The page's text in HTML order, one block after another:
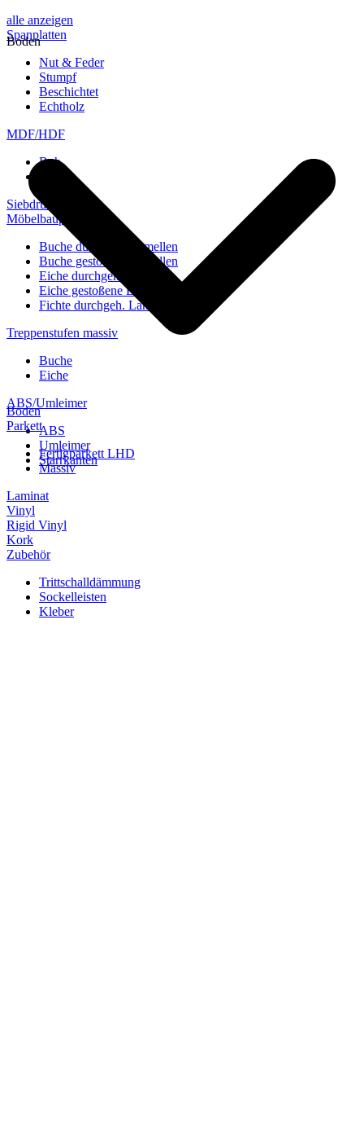
alle anzeigen
Spanplatten
Nut & Feder
Stumpf
Beschichtet
Echtholz
MDF/HDF
Roh
Siebdruckplatten
Möbelbauplatten
Buche durchgeh. Lamellen
Buche gestoßene Lamellen
Eiche durchgeh. Lamellen
Eiche gestoßene Lamellen
Fichte durchgeh. Lamellen
Treppenstufen massiv
Buche
Eiche
ABS/Umleimer
ABS
Umleimer
Starrkanten
Boden
Boden
Parkett
Fertigparkett LHD
Massiv
Laminat
Vinyl
Rigid Vinyl
Kork
Zubehör
Trittschalldämmung
Sockelleisten
Kleber